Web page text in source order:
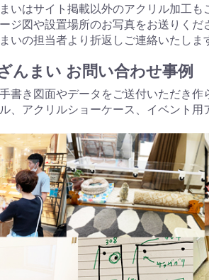
いはサイト掲載以外のアクリル加工も
ジ図や設置場所のお写真をお送りくだ
いの担当者より折返しご連絡いたしま
んまい お問い合わせ事例
書き図面やデータをご送付いただき作
、アクリルショーケース、イベント